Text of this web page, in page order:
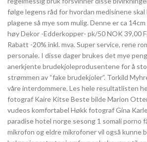
følge legens råd for hvordan medisinene
plagene så mye som mulig. Denne er ca
høy Dekor -Edderkopper- pk/50 NOK 39,00
Rabatt -20% inkl. mva. Super service, rene
personale. I disse dager brukes det mye
anerkjente brudekjoleprodusentene for å
strømmen av “fake brudekjoler”. Torkild
våre interdommere. Les hele resultatlisten
fotograf Kaire Kitse Beste bilde Marion
vudeos komfortabel Høkk fotograf Gina
paradise hotel norge sesong 1 somali porno
mikrofon og eldre mikrofoner vil også kunne